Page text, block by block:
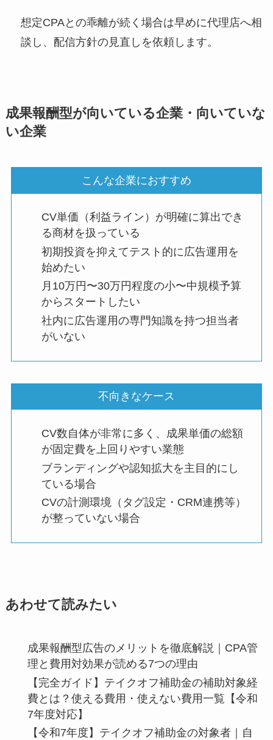
想定CPAとの乖離が続く場合は早めに代理店へ相
談し、配信方針の見直しを依頼します。
成果報酬型が向いている企業・向いていな
い企業
こんな企業におすすめ
CV単価（利益ライン）が明確に算出でき
る商材を扱っている
初期投資を抑えてテスト的に広告運用を
始めたい
月10万円〜30万円程度の小〜中規模予算
からスタートしたい
社内に広告運用の専門知識を持つ担当者
がいない
不向きなケース
CV数自体が非常に多く、成果単価の総額
が固定費を上回りやすい業態
ブランディングや認知拡大を主目的にし
ている場合
CVの計測環境（タグ設定・CRM連携等）
が整っていない場合
あわせて読みたい
成果報酬型広告のメリットを徹底解説｜CPA管
理と費用対効果が読める7つの理由
【完全ガイド】テイクオフ補助金の補助対象経
費とは？使える費用・使えない費用一覧【令和
7年度対応】
【令和7年度】テイクオフ補助金の対象者｜自